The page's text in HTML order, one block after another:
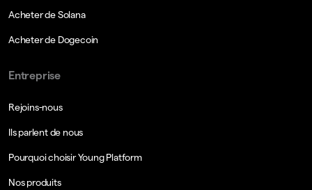
Acheter de Solana
Acheter de Dogecoin
Entreprise
Rejoins-nous
Ils parlent de nous
Pourquoi choisir Young Platform
Nos produits